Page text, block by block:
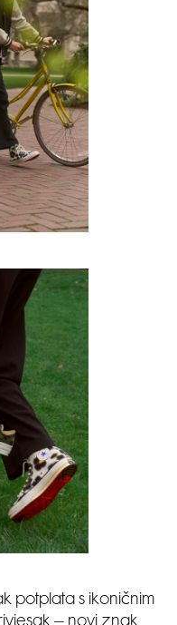
potplata s ikoničnim